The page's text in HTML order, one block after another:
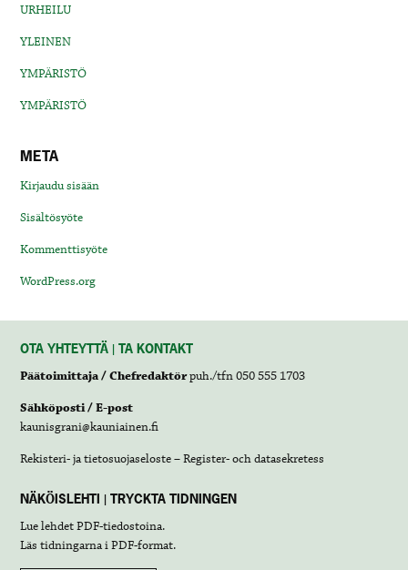
URHEILU
YLEINEN
YMPÄRISTÖ
YMPÄRISTÖ
META
Kirjaudu sisään
Sisältösyöte
Kommenttisyöte
WordPress.org
OTA YHTEYTTÄ | TA KONTAKT
Päätoimittaja / Chefredaktörpuh./tfn 050 555 1703
Sähköposti / E-post
kaunisgrani@kauniainen.fi
Rekisteri- ja tietosuojaseloste – Register- och datasekretess
NÄKÖISLEHTI | TRYCKTA TIDNINGEN
Lue lehdetPDF-tiedostoina.
Läs tidningarna iPDF-format.